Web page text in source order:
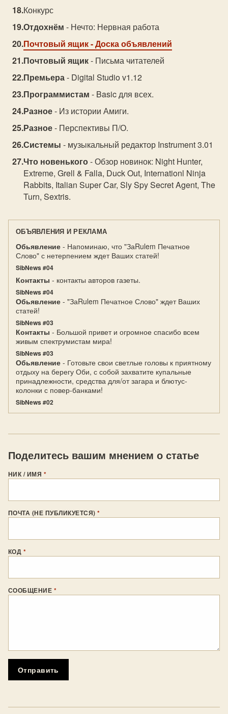
Конкурс
Отдохнём - Нечто: Нервная работа
Почтовый ящик- Доска объявлений
Почтовый ящик- Письма читателей
Премьера- Digital Studio v1.12
Программистам - Basic для всех.
Разное- Из истории Амиги.
Разное- Перспективы П/О.
Системы - музыкальный редактор Instrument 3.01
Что новенького- Обзор новинок: Night Hunter,
Extreme, Grell & Falla, Duck Out, Internationl Ninja
Rabbits, Italian Super Car, Sly Spy Secret Agent, The
Turn, Sextris.
ОБЪЯВЛЕНИЯ И РЕКЛАМА
Обьявление - Напоминаю, что "ЗаRulem Печатное
Слово" с нетерпением ждет Ваших статей!
SibNews #04
Контакты - контакты авторов газеты.
SibNews #04
Обьявление - "ЗаRulem Печатное Слово" ждет Ваших
статей!
SibNews #03
Контакты - Большой привет и огромное спасибо всем
живым спектрумистам мира!
SibNews #03
Обьявление - Готовьте свои светлые головы к приятному
отдыху на берегу Оби, с собой захватите купальные
принадлежности, средства для/от загара и блютус-
колонки с повер-банками!
SibNews #02
Поделитесь вашим мнением о статье
НИК / ИМЯ *
ПОЧТА (НЕ ПУБЛИКУЕТСЯ)*
КОД *
СООБЩЕНИЕ *
Отправить